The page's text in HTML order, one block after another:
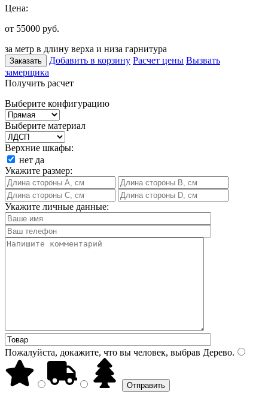
Цена:
от 55000 руб.
за метр в длину верха и низа гарнитура
Заказать Добавить в корзину Расчет цены Вызвать
замерщика
Получить расчет
Выберите конфигурацию
Выберите материал
Верхние шкафы:
нет да
Укажите размер:
Укажите личные данные:
Пожалуйста, докажите, что вы человек, выбрав Дерево.